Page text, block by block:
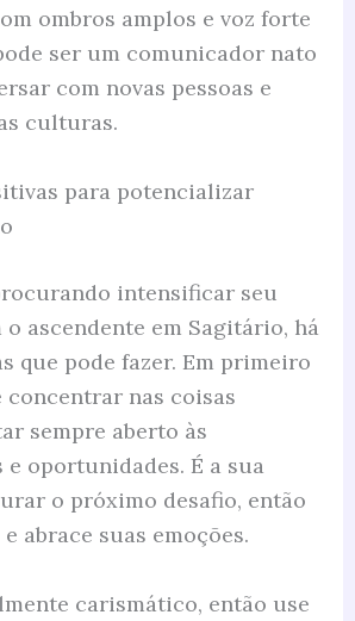
ombros amplos e voz forte
ser um comunicador nato
com novas pessoas e
culturas.
para potencializar
intensificar seu
ascendente em Sagitário, há
que pode fazer. Em primeiro
concentrar nas coisas
sempre aberto às
oportunidades. É a sua
o próximo desafio, então
abrace suas emoções.
carismático, então use